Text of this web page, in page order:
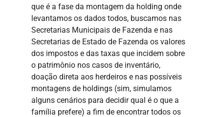
que é a fase da montagem da holding onde
levantamos os dados todos, buscamos nas
Secretarias Municipais de Fazenda e nas
Secretarias de Estado de Fazenda os valores
dos impostos e das taxas que incidem sobre
o patrimônio nos casos de inventário,
doação direta aos herdeiros e nas possíveis
montagens de holdings (sim, simulamos
alguns cenários para decidir qual é o que a
família prefere) a fim de encontrar todos os